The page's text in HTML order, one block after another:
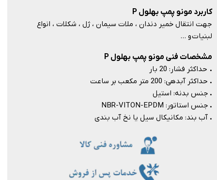
کاربرد مونو پمپ بهلول P
جهت انتقال خمیر دندان ، ملات سیمان ، ژل ، شکلات ، انواع
لبنیات و …​​​​​​​
مشخصات فنی مونو پمپ بهلول P
. حداکثر فشار: 20 بار
. حداکثر آبدهی: 200 متر مکعب بر ساعت
. جنس بدنه: استیل
. جنس استاتور: NBR-VITON-EPDM
. آب بند: مکانیکال سیل یا نخ آب بندی